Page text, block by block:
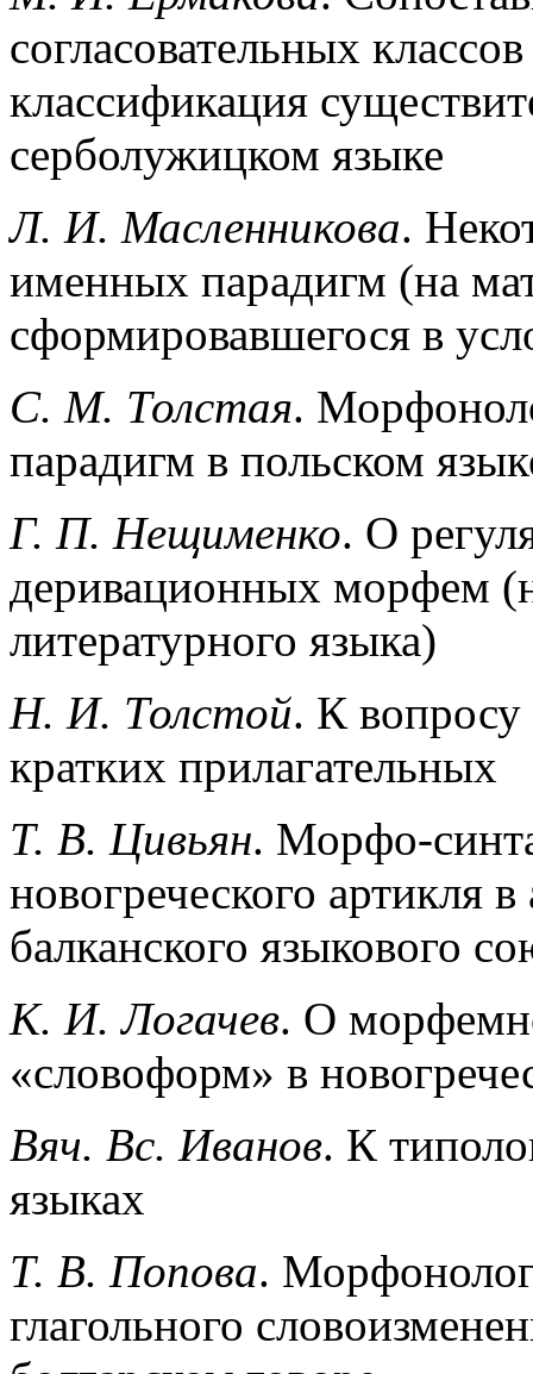
согласовательных
классификация
серболужицком языке
Л. И. Масленникова.
именных парадигм (на
сформировавшегося в
С. М. Толстая.
парадигм в польском
Г. П. Нещименко. О
деривационных морфем
литературного языка)
Н. И. Толстой. К вопросу
кратких прилагательных
Т. В. Цивьян. Морфо-
новогреческого артикля
балканского языкового
К. И. Логачев. О
«словоформ» в
Вяч. Вс. Иванов. К
языках
Т. В. Попова.
глагольного